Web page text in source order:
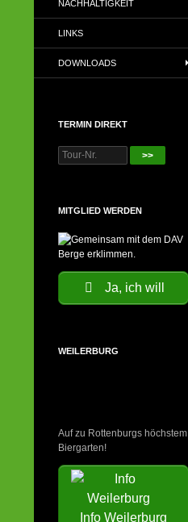
NACHHALTIGKEIT
LINKS
DOWNLOADS
TERMIN DIREKT
>>
MITGLIED WERDEN
Ja, ich will
WEILERBURG
Auf zu Rottenburgs höchstem
Biergarten!
Info Weilerburg